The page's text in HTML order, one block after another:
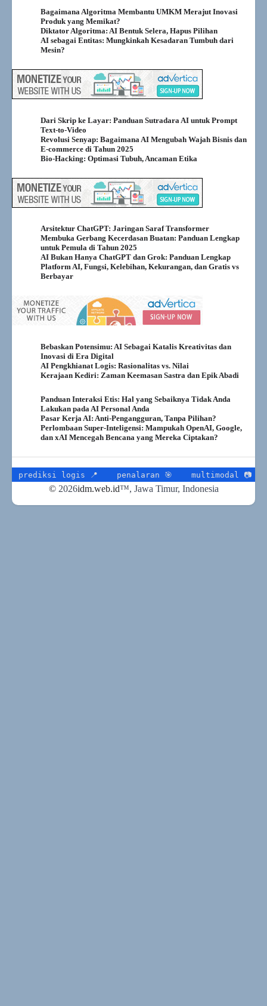
Bagaimana Algoritma Membantu UMKM Merajut Inovasi
Produk yang Memikat?
Diktator Algoritma: AI Bentuk Selera, Hapus Pilihan
AI sebagai Entitas: Mungkinkah Kesadaran Tumbuh dari
Mesin?
Dari Skrip ke Layar: Panduan Sutradara AI untuk Prompt
Text-to-Video
Revolusi Senyap: Bagaimana AI Mengubah Wajah Bisnis dan
E-commerce di Tahun 2025
Bio-Hacking: Optimasi Tubuh, Ancaman Etika
Arsitektur ChatGPT: Jaringan Saraf Transformer
Membuka Gerbang Kecerdasan Buatan: Panduan Lengkap
untuk Pemula di Tahun 2025
AI Bukan Hanya ChatGPT dan Grok: Panduan Lengkap
Platform AI, Fungsi, Kelebihan, Kekurangan, dan Gratis vs
Berbayar
Bebaskan Potensimu: AI Sebagai Katalis Kreativitas dan
Inovasi di Era Digital
AI Pengkhianat Logis: Rasionalitas vs. Nilai
Kerajaan Kediri: Zaman Keemasan Sastra dan Epik Abadi
Panduan Interaksi Etis: Hal yang Sebaiknya Tidak Anda
Lakukan pada AI Personal Anda
Pasar Kerja AI: Anti-Pengangguran, Tanpa Pilihan?
Perlombaan Super-Inteligensi: Mampukah OpenAI, Google,
dan xAI Mencegah Bencana yang Mereka Ciptakan?
logis 📍 penalaran 🎯 multimodal 📷 gpt-5 💡
©2026idm.web.id™, Jawa Timur, Indonesia